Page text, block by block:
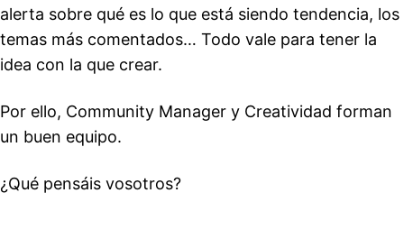
alerta sobre qué es lo que está siendo tendencia, los
temas más comentados… Todo vale para tener la
idea con la que crear.
Por ello, Community Manager y Creatividad forman
un buen equipo.
¿Qué pensáis vosotros?